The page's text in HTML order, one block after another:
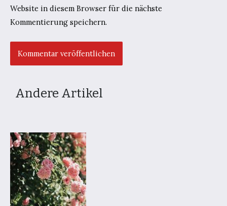
Website in diesem Browser für die nächste
Kommentierung speichern.
Andere Artikel